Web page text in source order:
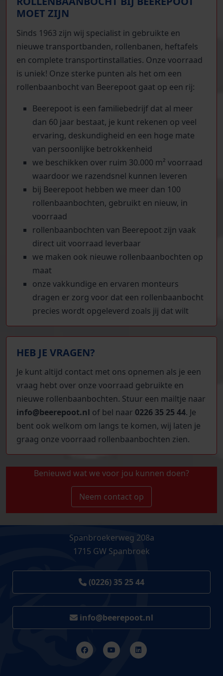
MOET ZIJN
Sinds 1963 zijn wij specialist in gebruikte en
nieuwe transportbanden, rollenbanen, heftafels
en complete transportinstallaties. Onze voorraad
is uniek! Onze sterke punten als het om een
rollenbaanbocht van Beerepoot gaat op een rij:
Beerepoot is een familiebedrijf dat al meer
dan 60 jaar bestaat, je kunt rekenen op veel
ervaring, deskundigheid en een hoge mate
van persoonlijke betrokkenheid
we beschikken over ruim 30.000 m² voorraad
waardoor we razendsnel kunnen leveren
bij Beerepoot hebben we meer dan 100
rollenbaanbochten, gebruikt en nieuw, in
voorraad
rollenbaanbochten van Beerepoot zijn vaak
direct uit voorraad leverbaar
we maken ook nieuwe rollenbaanbochten op
maat
onze vakkundige en ervaren monteurs
dragen er zorg voor dat een rollenbaanbocht
precies wordt opgeleverd zoals jij dat wilt
HEB JE VRAGEN?
Je kunt altijd contact met ons opnemen als je een
vraag hebt over onze voorraad gebruikte en
nieuwe rollenbaanbochten. Stuur een mailtje naar
info@beerepoot.nl of bel naar 0226 35 25 44. Je
bent ook welkom om langs te komen, wij laten je
graag onze voorraad rollenbaanbochten zien.
Benieuwd wat we voor jou kunnen doen?
Neem contact op
Spanbroekerweg 208a
1715 GW Spanbroek
(0226) 35 25 44
info@beerepoot.nl